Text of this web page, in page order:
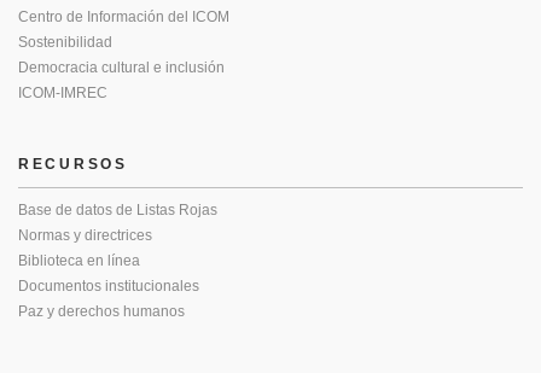
Centro de Información del ICOM
Sostenibilidad
Democracia cultural e inclusión
ICOM-IMREC
RECURSOS
Base de datos de Listas Rojas
Normas y directrices
Biblioteca en línea
Documentos institucionales
Paz y derechos humanos